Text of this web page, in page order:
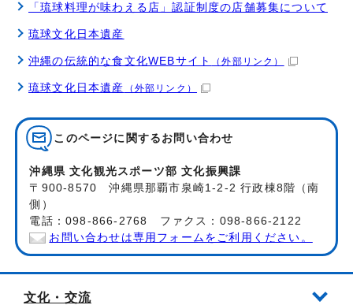
「琉球料理が味わえる店」認証制度の店舗募集について
琉球文化日本遺産
沖縄の伝統的な食文化WEBサイト （外部リンク）
琉球文化日本遺産 （外部リンク）
このページに関する お問い合わせ
沖縄県 文化観光スポーツ部 文化振興課
〒900-8570 沖縄県那覇市泉崎1-2-2 行政棟8階（南
側）
電話：098-866-2768 ファクス：098-866-2122
お問い合わせは専用フォームをご利用ください。
文化・交流